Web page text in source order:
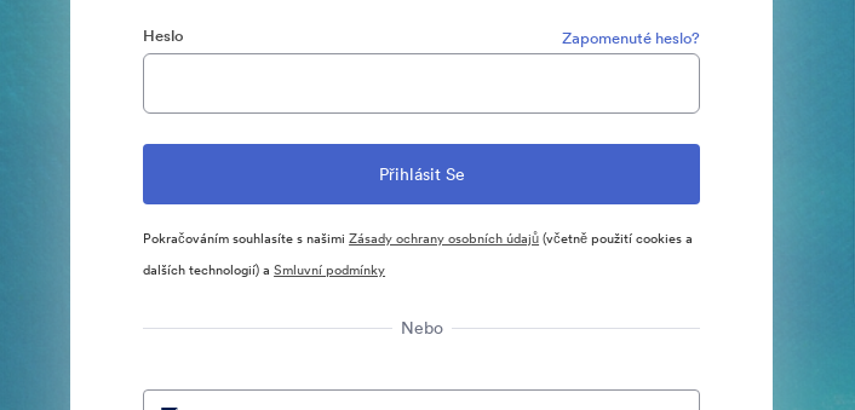
Heslo Zapomenuté heslo?
Pokračováním souhlasíte s našimiZásady ochrany osobních údajů(včetně použití cookies a
dalších technologií) aSmluvní podmínky
Nebo